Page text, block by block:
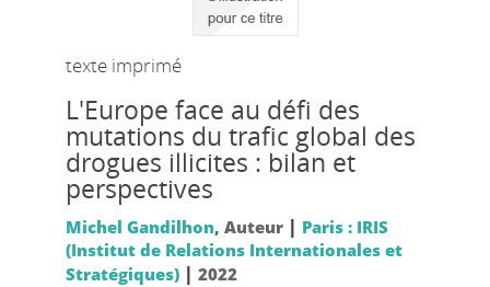
texte imprimé
L'Europe face au défi des
mutations du trafic global des
drogues illicites : bilan et
perspectives
Michel Gandilhon, Auteur | Paris : IRIS
(Institut de Relations Internationales et
Stratégiques)| 2022